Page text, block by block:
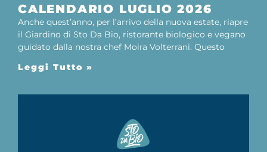
CALENDARIO LUGLIO 2026
Anche quest’anno, per l’arrivo della nuova estate, riapre
il Giardino di Sto Da Bio, ristorante biologico e vegano
guidato dalla nostra chef Moira Volterrani. Questo
Leggi Tutto »